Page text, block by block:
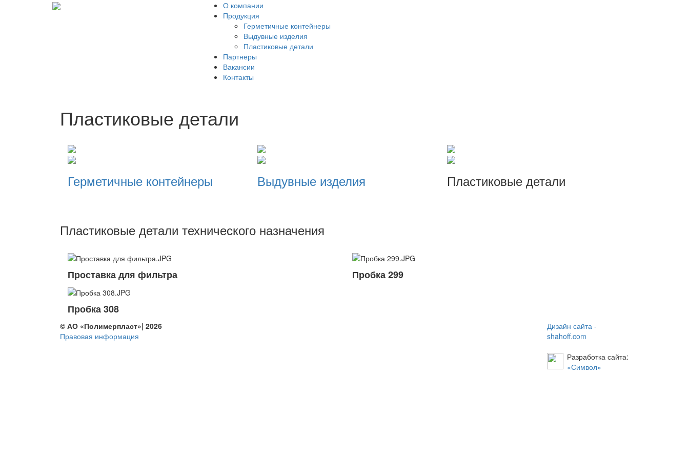
О компании
Продукция
Герметичные контейнеры
Выдувные изделия
Пластиковые детали
Партнеры
Вакансии
Контакты
Пластиковые детали
Герметичные контейнеры Выдувные изделия Пластиковые детали
Пластиковые детали технического назначения
Проставка для фильтра Пробка 299
Пробка 308
© АО «Полимерпласт»| 2026
Правовая информация
Дизайн сайта -
shahoff.com
Разработка сайта:
«Символ»